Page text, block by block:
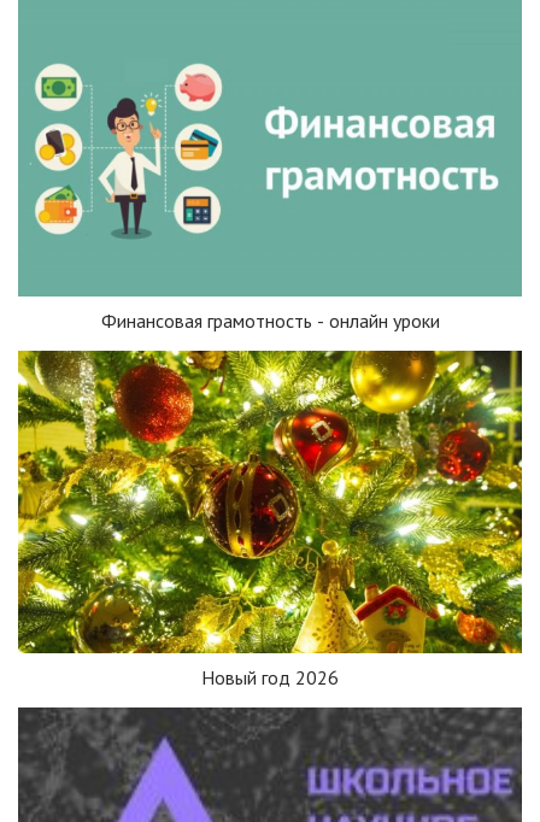
Финансовая грамотность - онлайн уроки
Новый год 2026